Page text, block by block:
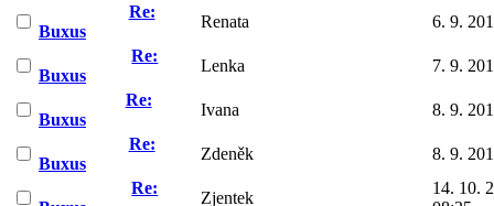
Re:
Buxus
Renata
6. 9.
Re:
Buxus
Lenka
7. 9.
Re:
Buxus
Ivana
8. 9.
Re:
Buxus
Zdeněk
8. 9.
Re:
Zjentek
14. 10.